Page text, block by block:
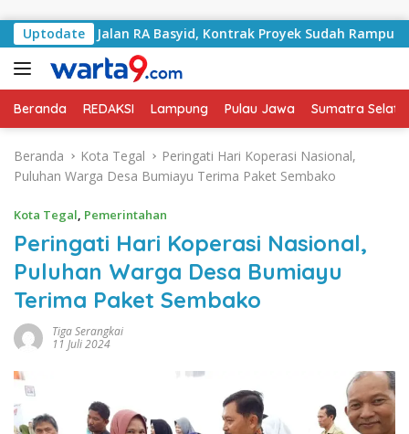
Uptodate
Jalan RA Basyid, Kontrak Proyek Sudah Rampung
Beranda REDAKSI Lampung Pulau Jawa Sumatra
Beranda Kota Tegal
Peringati Hari Koperasi Nasional,
Puluhan Warga Desa Bumiayu Terima Paket Sembako
Kota Tegal, Pemerintahan
Peringati Hari Koperasi Nasional,
Puluhan Warga Desa Bumiayu
Terima Paket Sembako
Tiga Serangkai
11 Juli 2024